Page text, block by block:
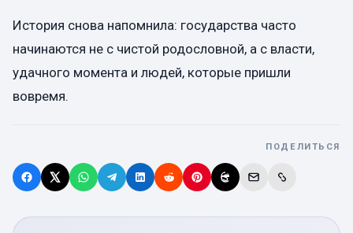
История снова напомнила: государства часто
начинаются не с чистой родословной, а с власти,
удачного момента и людей, которые пришли
вовремя.
ПОДЕЛИТЬСЯ